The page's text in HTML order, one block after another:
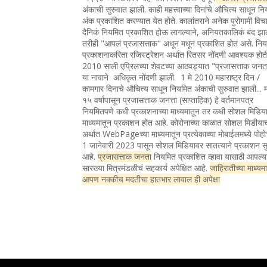
अंकाची सुरुवात झाली. काही महत्त्वाच्या दिनांचे औचित्य साधून
अंक प्रकाशित करण्यात येत होते. कालांतराने अनेक पुरोगामी
दैनिकं नियमित प्रकाशित होऊ लागल्याने, अनियतकालिकं बंद
तरीही "आपलं प्रजासत्ताक" अधून मधून प्रकाशित होत असे.
प्रकाशनाकरिता रजिस्ट्रेशन अर्थात रितसर नोंदणी आवश्यक
2010 साली एप्रिलच्या शेवटच्या आठवड्यात "प्रजासत्ताक
या नावाने अधिकृत नोंदणी झाली. 1 मे 2010 महाराष्ट्र दिन /
कामगार दिनाचे औचित्य साधून नियमित अंकाची सुरुवात झाली...
१५ वर्षापासून प्रजासत्ताक जनत्ता (साप्ताहिक) हे वर्तमानपत्र
नियमितपणे कधी प्रकाशनाच्या माध्यमातून तर कधी सोशल
माध्यमातून प्रकाशन होत आहे. कोरोनाच्या काळात सोशल
अर्थात WebPageच्या माध्यमातून प्रत्येकाच्या मोबाईलमध्ये
1 जानेवारी 2023 पासून सोशल मिडियावर सातत्याने प्रकाशन
आहे. प्रजासत्ताक जनतानियमित प्रकाशित व्हावा यासाठी
सारख्या मित्रमंडळीचं सहकार्य अपेक्षित आहे. जाहिरातीच्या
आपण नक्कीच मदतीचा हातभार लावाल ही अपेक्षा